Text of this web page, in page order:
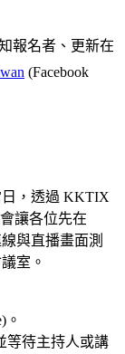
報名者、更新在
(Facebook
，透過 KKTIX
讓各位先在
與直播畫面測
室。
等待主持人或講